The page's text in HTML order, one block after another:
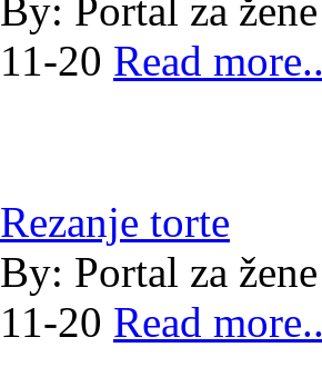
By: Portal za žene
11-20 Read
Rezanje torte
By: Portal za žene
11-20 Read